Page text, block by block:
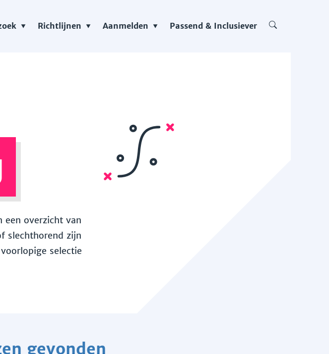
Richtlijnen Aanmelden Passend & Inclusiever
een overzicht van
slechthorend zijn
selectie
gevonden